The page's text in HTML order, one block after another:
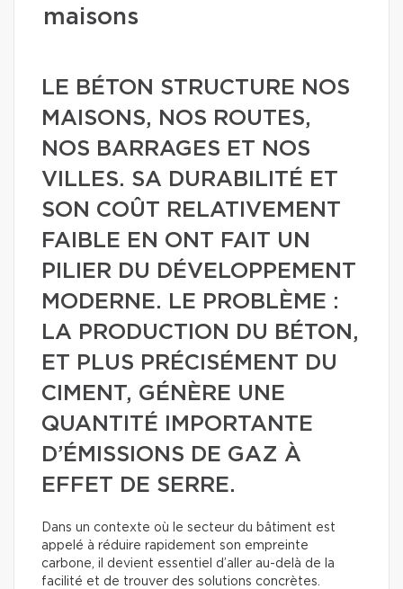
maisons
LE BÉTON STRUCTURE NOS
MAISONS, NOS ROUTES,
NOS BARRAGES ET NOS
VILLES. SA DURABILITÉ ET
SON COÛT RELATIVEMENT
FAIBLE EN ONT FAIT UN
PILIER DU DÉVELOPPEMENT
MODERNE. LE PROBLÈME :
LA PRODUCTION DU BÉTON,
ET PLUS PRÉCISÉMENT DU
CIMENT, GÉNÈRE UNE
QUANTITÉ IMPORTANTE
D’ÉMISSIONS DE GAZ À
EFFET DE SERRE.
Dans un contexte où le secteur du bâtiment est
appelé à réduire rapidement son empreinte
carbone, il devient essentiel d’aller au-delà de la
facilité et de trouver des solutions concrètes.